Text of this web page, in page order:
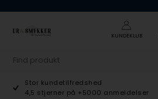
KUNDEKLUB
Stor kundetilfredshed
4,5 stjerner på +5000 anmeldelser